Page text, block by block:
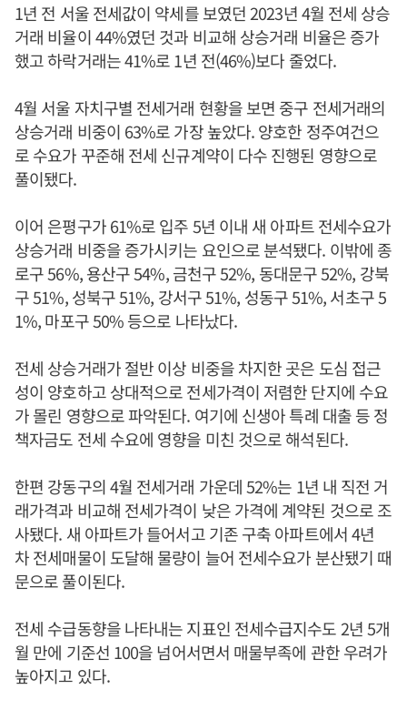
1년 전 서울 전세값이 약세를 보였던 2023년 4월 전세 상승
거래 비율이 44%였던 것과 비교해 상승거래 비율은 증가
했고 하락거래는 41%로 1년 전(46%)보다 줄었다.
4월 서울 자치구별 전세거래 현황을 보면 중구 전세거래의
상승거래 비중이 63%로 가장 높았다. 양호한 정주여건으
로 수요가 꾸준해 전세 신규계약이 다수 진행된 영향으로
풀이됐다.
이어 은평구가 61%로 입주 5년 이내 새 아파트 전세수요가
상승거래 비중을 증가시키는 요인으로 분석됐다. 이밖에 종
로구 56%, 용산구 54%, 금천구 52%, 동대문구 52%, 강북
구 51%, 성북구 51%, 강서구 51%, 성동구 51%, 서초구 5
1%, 마포구 50% 등으로 나타났다.
전세 상승거래가 절반 이상 비중을 차지한 곳은 도심 접근
성이 양호하고 상대적으로 전세가격이 저렴한 단지에 수요
가 몰린 영향으로 파악된다. 여기에 신생아 특례 대출 등 정
책자금도 전세 수요에 영향을 미친 것으로 해석된다.
한편 강동구의 4월 전세거래 가운데 52%는 1년 내 직전 거
래가격과 비교해 전세가격이 낮은 가격에 계약된 것으로 조
사됐다. 새 아파트가 들어서고 기존 구축 아파트에서 4년
차 전세매물이 도달해 물량이 늘어 전세수요가 분산됐기 때
문으로 풀이된다.
전세 수급동향을 나타내는 지표인 전세수급지수도 2년 5개
월 만에 기준선 100을 넘어서면서 매물부족에 관한 우려가
높아지고 있다.